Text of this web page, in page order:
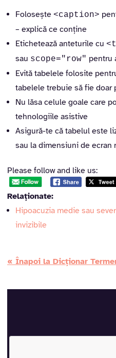
Folosește <caption>
– explică ce conține
Etichetează anteturile cu
sau scope="row" pentru
Evită tabelele folosite
tabelele trebuie să fie doar
Nu lăsa celule goale care
tehnologiile asistive
Asigură-te că tabelul este
sau la dimensiuni de ecran
Please follow and like us:
Relaționate:
Hipoacuzia medie sau
invizibile
« Înapoi la Dicționar